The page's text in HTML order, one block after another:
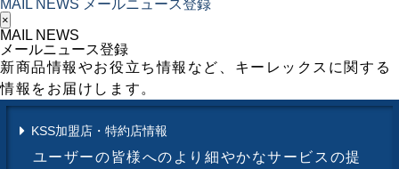
MAIL NEWS メールニュース登録
×
MAIL NEWS
メールニュース登録
新商品情報やお役立ち情報など、キーレックスに関する
情報をお届けします。
KSS加盟店・特約店情報
ユーザーの皆様へのより細やかなサービスの提